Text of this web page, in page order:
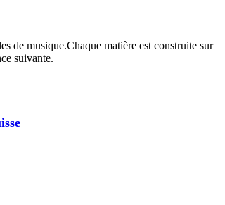
de musique.Chaque matière est construite sur
suivante.